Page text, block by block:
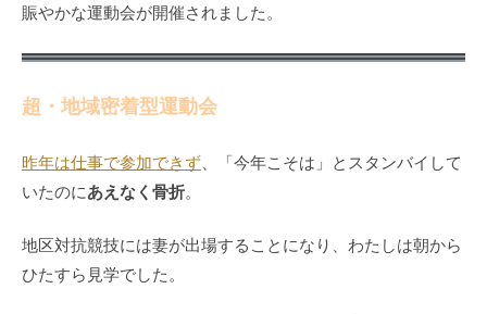
賑やかな運動会が開催されました。
超・地域密着型運動会
昨年は仕事で参加できず 、「今年こそは」とスタンバイして
いたのにあえなく骨折。
地区対抗競技には妻が出場することになり、わたしは朝から
ひたすら見学でした。